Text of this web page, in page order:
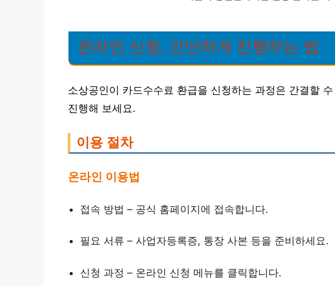
온라인 신청, 간단하게 진행하는 법
소상공인이 카드수수료 환급을 신청하는 과정은 간결할
진행해 보세요.
이용 절차
온라인 이용법
접속 방법 – 공식 홈페이지에 접속합니다.
필요 서류 – 사업자등록증, 통장 사본 등을 준비하세요.
신청 과정 – 온라인 신청 메뉴를 클릭합니다.